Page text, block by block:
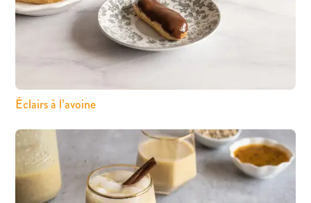
Éclairs à l’avoine